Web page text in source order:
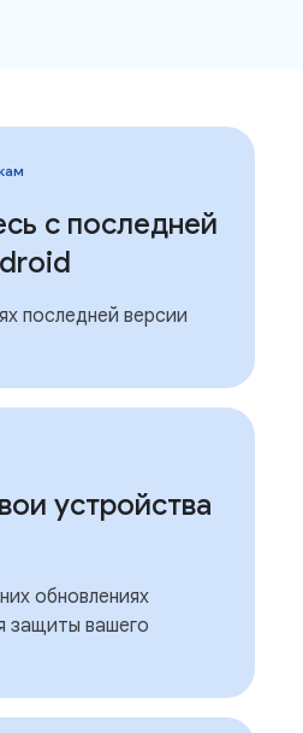
с последней
последней версии
устройства
обновлениях
защиты вашего